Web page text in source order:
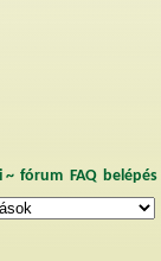
~ fórum FAQ belépés